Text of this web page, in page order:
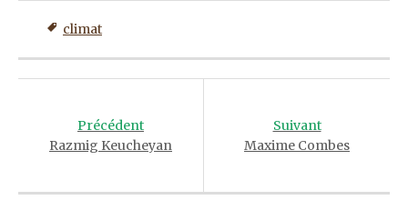
climat
navigationPrécédent
Razmig Keucheyan
Suivant
Maxime Combes